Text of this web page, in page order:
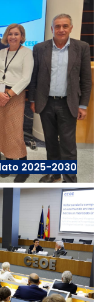
2025-2030